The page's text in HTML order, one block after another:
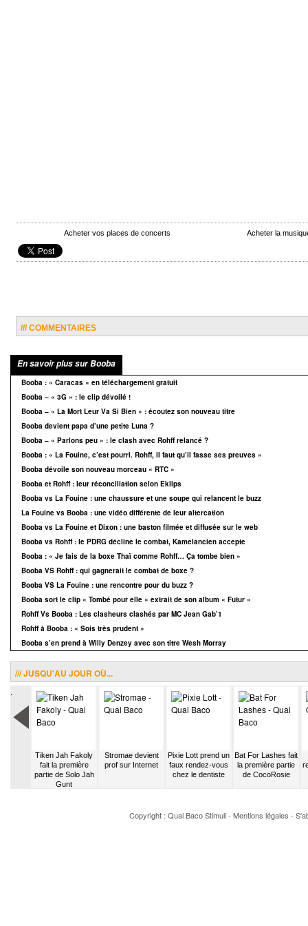
Acheter vos places de concerts Acheter la
/// COMMENTAIRES
En savoir plus sur Booba
Booba : « Caracas » en téléchargement gratuit
Booba – « 3G » : le clip dévoilé !
Booba – « La Mort Leur Va Si Bien » : écoutez son nouveau titre
Booba devient papa d’une petite Luna ?
Booba – « Parlons peu » : le clash avec Rohff relancé ?
Booba : « La Fouine, c’est pourri. Rohff, il faut qu’il fasse ses preuves »
Booba dévoile son nouveau morceau « RTC »
Booba et Rohff : leur réconciliation selon Eklips
Booba vs La Fouine : une chaussure et une soupe qui relancent le buzz
La Fouine vs Booba : une vidéo différente de leur altercation
Booba vs La Fouine et Dixon : une baston filmée et diffusée sur le web
Booba vs Rohff : le PDRG décline le combat, Kamelancien accepte
Booba : « Je fais de la boxe Thaï comme Rohff… Ça tombe bien »
Booba VS Rohff : qui gagnerait le combat de boxe ?
Booba VS La Fouine : une rencontre pour du buzz ?
Booba sort le clip « Tombé pour elle » extrait de son album « Futur »
Rohff Vs Booba : Les clasheurs clashés par MC Jean Gab’1
Rohff à Booba : « Sois très prudent »
Booba s’en prend à Willy Denzey avec son titre Wesh Morray
/// JUSQU'AU JOUR OÙ...
.
Tiken Jah Fakoly
fait la première
partie de Solo Jah
Gunt
Stromae devient
prof sur Internet
Pixie Lott prend un
faux rendez-vous
chez le dentiste
Bat For Lashes fait
la première partie
de CocoRosie
Copyright : Quai BacoStimuli- Mentions légales -